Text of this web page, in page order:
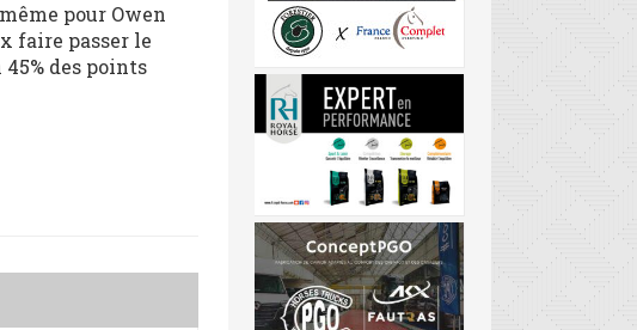
pour Owen
faire passer le
des points